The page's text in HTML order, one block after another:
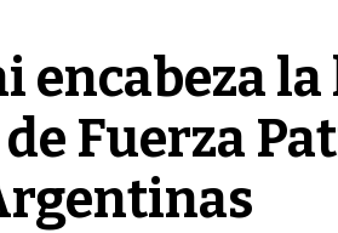
encabeza
Fuerza